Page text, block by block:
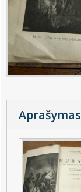
Aprašymas